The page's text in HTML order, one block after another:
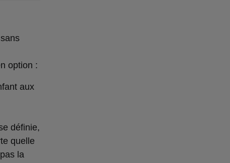
option :
aux
définie,
quelle
la